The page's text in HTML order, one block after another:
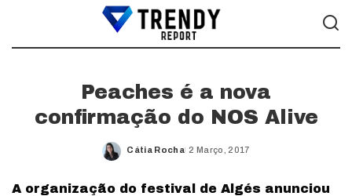
Peaches é a nova
confirmação do NOS Alive
Posted
Cátia Rocha 2 Março, 2017
A organização do festival de Algés anunciou